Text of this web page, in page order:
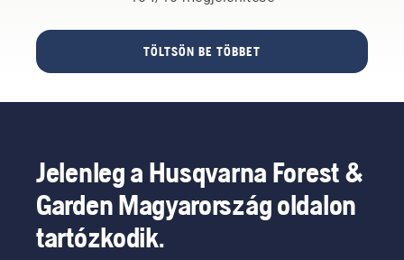
motorba
a motor
indításához.
a
indítózsinórt,
motor be
nem
indul. Ha
felhasználókhoz.
Hogyan
meg
szempontjából
fűszegélyvágót?
Íme
néhány
kivágni?
előtt
érdemes
mérlegelnie.
TÖLTSÖN BE TÖBBET
Jelenleg a Husqvarna Forest &
Garden Magyarország oldalon
tartózkodik.